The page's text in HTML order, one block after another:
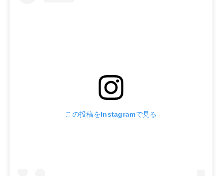
この投稿をInstagramで見る